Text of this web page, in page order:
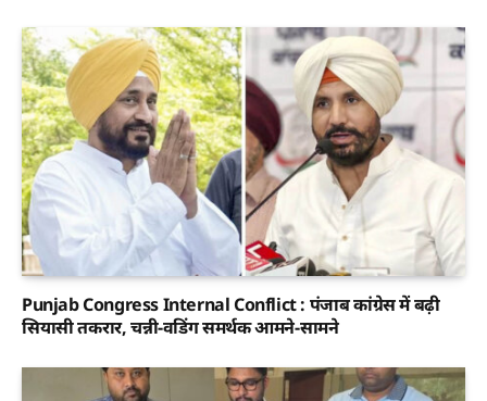
Punjab Congress Internal Conflict : पंजाब कांग्रेस में बढ़ी
सियासी तकरार, चन्नी-वडिंग समर्थक आमने-सामने